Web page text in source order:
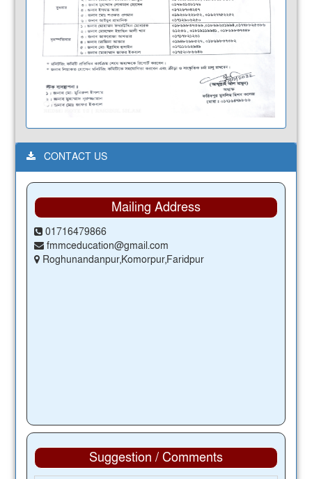
CONTACT US
Mailing Address
01716479866
fmmceducation@gmail.com
Roghunandanpur,Komorpur,Faridpur
Suggestion / Comments